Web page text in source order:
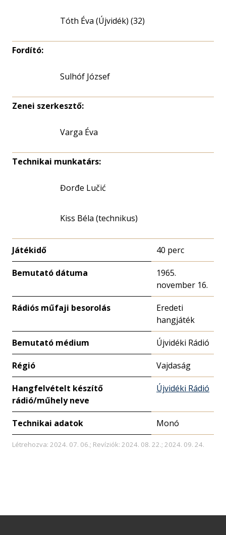
Tóth Éva (Újvidék) (32)
Fordító:
Sulhóf József
Zenei szerkesztő:
Varga Éva
Technikai munkatárs:
Đorđe Lučić
Kiss Béla (technikus)
Játékidő 40 perc
Bemutató dátuma
1965.
november 16.
Rádiós műfaji besorolás
Eredeti
hangjáték
Bemutató médium Újvidéki Rádió
Régió Vajdaság
Hangfelvételt készítő
rádió/műhely neve
Újvidéki Rádió
Technikai adatok Monó
Létrehozva: 2024. 07. 06.; Revíziók: 2024. 08. 22.; 2024. 09. 24.